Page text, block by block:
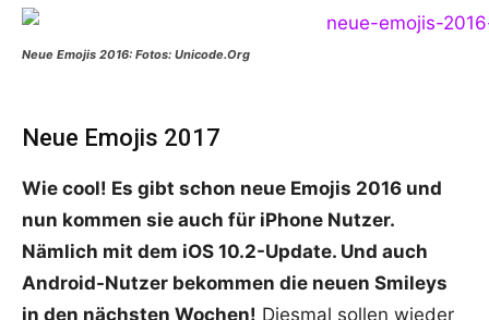
Neue Emojis 2016: Fotos: Unicode.Org
Neue Emojis 2017
Wie cool! Es gibt schon neue Emojis 2016 und
nun kommen sie auch für iPhone Nutzer.
Nämlich mit dem iOS 10.2-Update. Und auch
Android-Nutzer bekommen die neuen Smileys
in den nächsten Wochen! Diesmal sollen wieder